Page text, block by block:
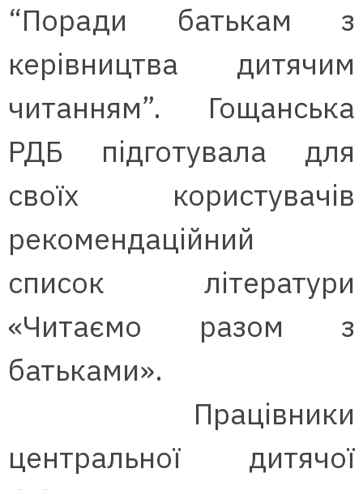
“Поради батькам з
керівництва дитячим
читанням”. Гощанська
РДБ підготувала для
своїх користувачів
рекомендаційний
список літератури
«Читаємо разом з
батьками».
Працівники
центральної дитячої